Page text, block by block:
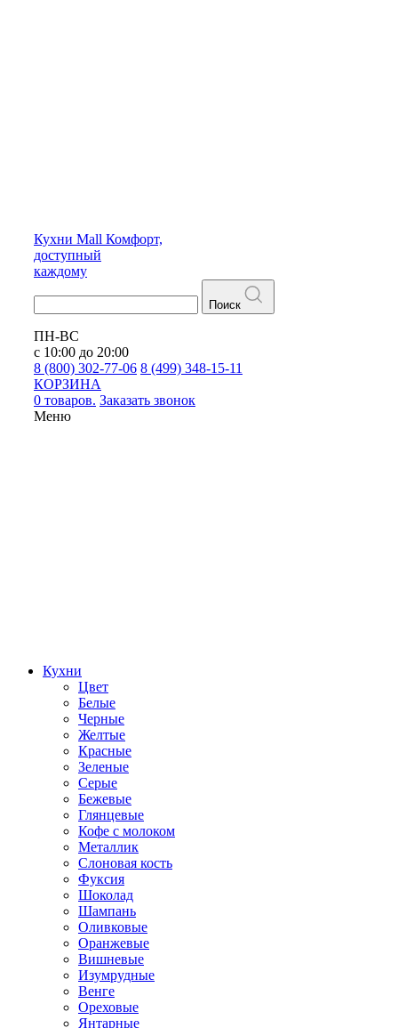
Кухни Mall Комфорт,
доступный
каждому
Поиск
ПН-ВС
с 10:00 до 20:00
8 (800) 302-77-06 8 (499) 348-15-11
КОРЗИНА
0 товаров. Заказать звонок
Меню
Кухни
Цвет
Белые
Черные
Желтые
Красные
Зеленые
Серые
Бежевые
Глянцевые
Кофе с молоком
Металлик
Слоновая кость
Фуксия
Шоколад
Шампань
Оливковые
Оранжевые
Вишневые
Изумрудные
Венге
Ореховые
Янтарные